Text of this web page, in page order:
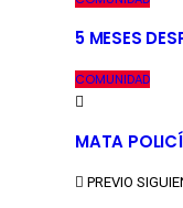
5 MESES
COMUNIDAD
MATA
PREVIO